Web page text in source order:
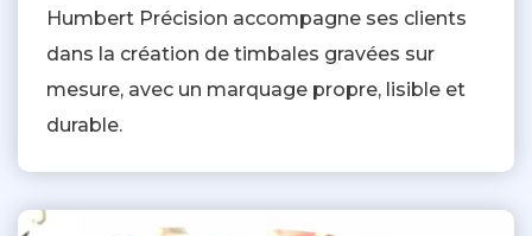
Humbert Précision accompagne ses clients
dans la création de timbales gravées sur
mesure, avec un marquage propre, lisible et
durable.